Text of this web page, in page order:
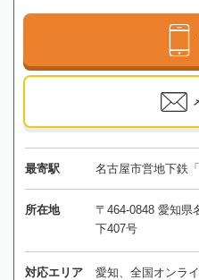
最寄駅 名古屋市営地下鉄
所在地
〒464-0848 愛知県
下407号
対応エリア 愛知、全国オンラ